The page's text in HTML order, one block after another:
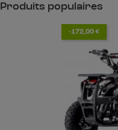
Produits populaires
-172,00 €